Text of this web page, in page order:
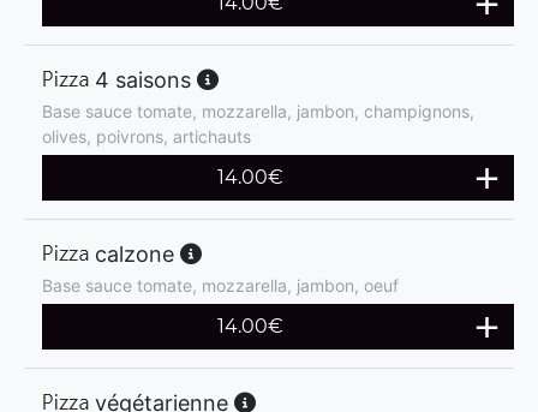
4 saisons
Base sauce tomate, mozzarella, jambon, champignons,
olives, poivrons, artichauts
14.00€
calzone
Base sauce tomate, mozzarella, jambon, oeuf
14.00€
végétarienne